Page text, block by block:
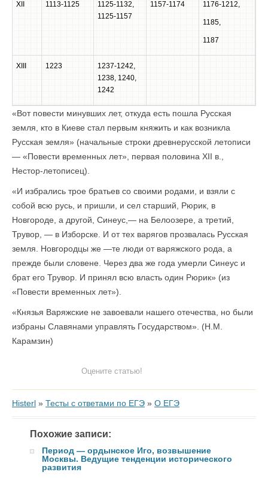
XII 1113-1125
1125-1132,
1125-1157
1157-1174 1176-1212,
1185,
1187
XIII 1223
1237-1242,
1238, 1240,
1242
«Вот повести минувших лет, откуда есть пошла Русская
земля, кто в Киеве стал первым княжить и как возникла
Русская земля» (начальные строки древнерусской летописи
— «Повести временных лет», первая половина XII в.,
Нестор-летописец).
«И избрались трое братьев со своими родами, и взяли с
собой всю русь, и пришли, и сел старший, Рюрик, в
Новгороде, а другой, Синеус,— на Белоозере, а третий,
Трувор, — в Изборске. И от тех варягов прозвалась Русская
земля. Новгородцы же —те люди от варяжского рода, а
прежде были словене. Через два же года умерли Синеус и
брат его Трувор. И принял всю власть один Рюрик» (из
«Повести временных лет»).
«Князья Варяжские не завоевали нашего отечества, но были
избраны Славянами управлять Государством». (Н.М.
Карамзин)
Оцените статью!
Histerl » Тесты с ответами по ЕГЭ » О ЕГЭ
Похожие записи:
Период — ордынское Иго, возвышение
Москвы. Ведущие тенденции исторического
развития